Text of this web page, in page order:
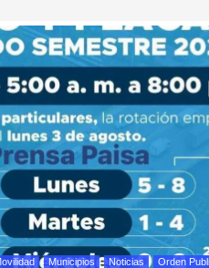
Municipios Noticias Orden